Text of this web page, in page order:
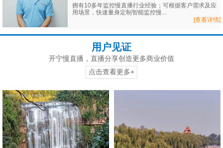
拥有10多年监控慢直播行业经验；可根据客户需求及应
用场景，快速量身定制智能监控慢...
[查看详情]
用户见证
开宁慢直播，直播分享创造更多商业价值
点击查看更多+